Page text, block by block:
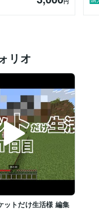
リオ
トだけ生活様 編集